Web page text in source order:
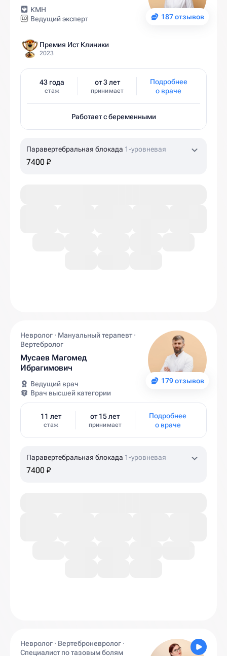
187 отзывов
КМН
Ведущий эксперт
Премия Ист Клиники
2023
43 года
стаж
от 3 лет
принимает
Подробнее
о враче
Работает с беременными
Паравертебральная блокада 1-уровневая
7400 ₽
179 отзывов
Невролог · Мануальный терапевт ·
Вертебролог
Мусаев Магомед
Ибрагимович
Ведущий врач
Врач высшей категории
11 лет
стаж
от 15 лет
принимает
Подробнее
о враче
Паравертебральная блокада 1-уровневая
7400 ₽
Невролог · Вертеброневролог ·
Специалист по тазовым болям